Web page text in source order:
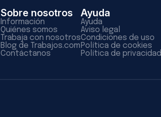
Sobre nosotros
Información
Quiénes somos
Trabaja con nosotros
Blog de Trabajos.com
Contáctanos
Ayuda
Ayuda
Aviso legal
Condiciones de uso
Política de cookies
Política de privacidad